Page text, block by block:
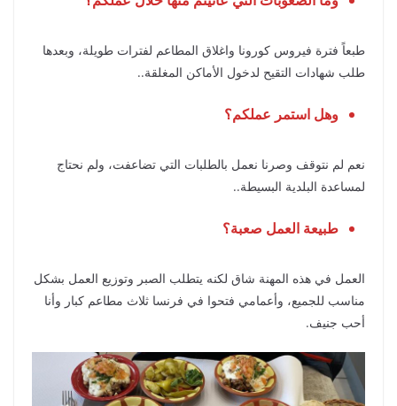
طبعاً فترة فيروس كورونا واغلاق المطاعم لفترات طويلة، وبعدها
طلب شهادات التقيح لدخول الأماكن المغلقة..
وهل استمر عملكم؟
نعم لم نتوقف وصرنا نعمل بالطلبات التي تضاعفت، ولم نحتاج
لمساعدة البلدية البسيطة..
طبيعة العمل صعبة؟
العمل في هذه المهنة شاق لكنه يتطلب الصبر وتوزيع العمل بشكل
مناسب للجميع، وأعمامي فتحوا في فرنسا ثلاث مطاعم كبار وأنا
أحب جنيف.